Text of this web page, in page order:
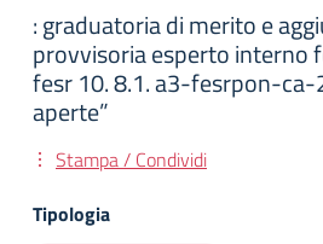
: graduatoria di merito e
provvisoria esperto interno
fesr 10. 8.1. a3-fesrpon-
aperte”
Stampa / Condividi
Tipologia